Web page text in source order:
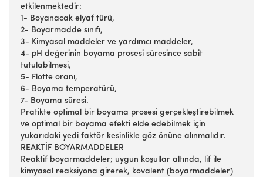
etkilenmektedir:
1- Boyanacak elyaf türü,
2- Boyarmadde sınıfı,
3- Kimyasal maddeler ve yardımcı maddeler,
4- pH değerinin boyama prosesi süresince sabit
tutulabilmesi,
5- Flotte oranı,
6- Boyama temperatürü,
7- Boyama süresi.
Pratikte optimal bir boyama prosesi gerçekleştirebilmek
ve optimal bir boyama efekti elde edebilmek için
yukarıdaki yedi faktör kesinlikle göz önüne alınmalıdır.
REAKTİF BOYARMADDELER
Reaktif boyarmaddeler; uygun koşullar altında, lif ile
kimyasal reaksiyona girerek, kovalent (boyarmaddeler)